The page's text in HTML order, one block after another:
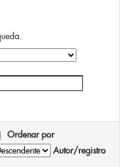
Ordenar por
Autor/registro